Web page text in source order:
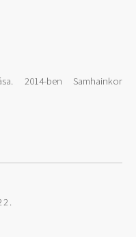
2014-ben Samhainkor